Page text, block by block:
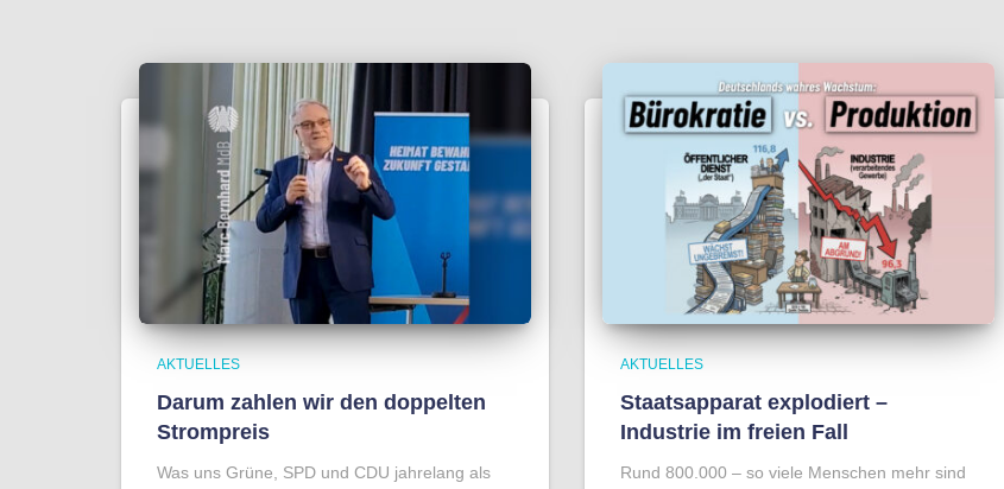
AKTUELLES
Darum zahlen wir den doppelten
Strompreis
Was uns Grüne, SPD und CDU jahrelang als
AKTUELLES
Staatsapparat explodiert –
Industrie im freien Fall
Rund 800.000 – so viele Menschen mehr sind